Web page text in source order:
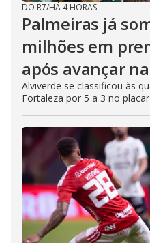
DO R7/HÁ 4 HORAS
Palmeiras já
milhões em
após avançar
Alviverde se classificou às
Fortaleza por 5 a 3 no